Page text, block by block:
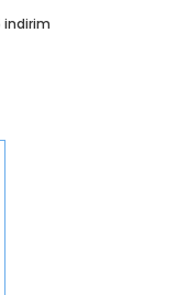
indirim